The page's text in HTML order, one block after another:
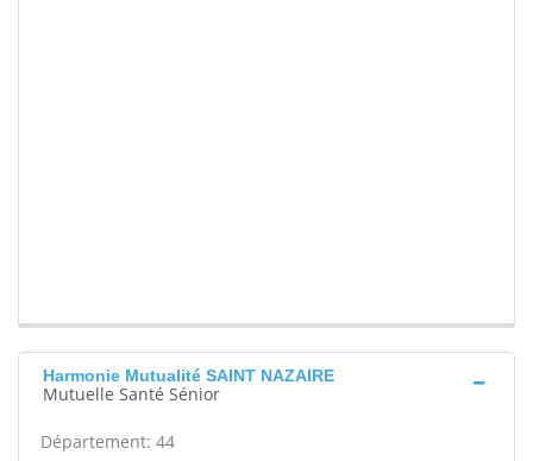
Harmonie Mutualité SAINT NAZAIRE
Mutuelle Santé Sénior
Département: 44